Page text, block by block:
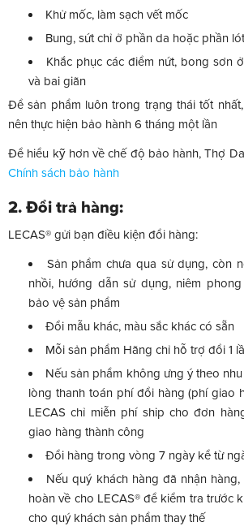
Khử mốc, làm sạch vết mốc
Bung, sứt chỉ ở phần da hoặc phần
Khắc phục các điểm nứt, bong sơn
và bai giãn
Để sản phẩm luôn trong trạng thái tốt
nên thực hiện bảo hành 6 tháng một lần
Để hiểu kỹ hơn về chế độ bảo hành, Thợ
Chính sách bảo hành
2. Đổi trả hàng:
LECAS® gửi bạn điều kiện đổi hàng:
Sản phẩm chưa qua sử dụng, còn
nhồi, hướng dẫn sử dụng, niêm
bảo vệ sản phẩm
Đổi mẫu khác, màu sắc khác có sẵn
Mỗi sản phẩm Hãng chỉ hỗ trợ đổi 1
Nếu sản phẩm không ưng ý theo
lòng thanh toán phí đổi hàng (phí giao
LECAS chỉ miễn phí ship cho đơn
giao hàng thành công
Đổi hàng trong vòng 7 ngày kể từ
Nếu quý khách hàng đã nhận
hoàn về cho LECAS® để kiểm tra trước
cho quý khách sản phẩm thay thế